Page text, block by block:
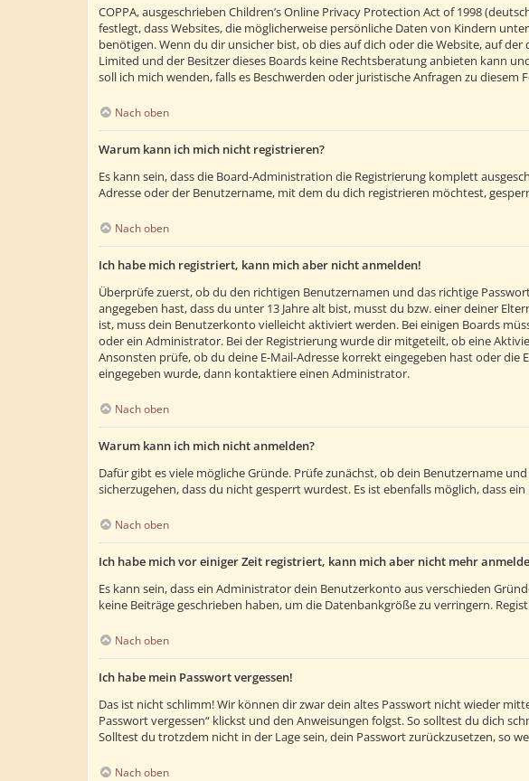
COPPA, ausgeschrieben Children’s Online Privacy Protection Act of 1998
festlegt, dass Websites, die möglicherweise persönliche Daten von Kindern
benötigen. Wenn du dir unsicher bist, ob dies auf dich oder die Website, auf
Limited und der Besitzer dieses Boards keine Rechtsberatung anbieten kann
soll ich mich wenden, falls es Beschwerden oder juristische Anfragen zu diesem
Nach oben
Warum kann ich mich nicht registrieren?
Es kann sein, dass die Board-Administration die Registrierung komplett
Adresse oder der Benutzername, mit dem du dich registrieren möchtest,
Nach oben
Ich habe mich registriert, kann mich aber nicht anmelden!
Überprüfe zuerst, ob du den richtigen Benutzernamen und das richtige
angegeben hast, dass du unter 13 Jahre alt bist, musst du bzw. einer deiner
ist, muss dein Benutzerkonto vielleicht aktiviert werden. Bei einigen Boards
oder ein Administrator. Bei der Registrierung wurde dir mitgeteilt, ob eine
Ansonsten prüfe, ob du deine E-Mail-Adresse korrekt eingegeben hast oder
eingegeben wurde, dann kontaktiere einen Administrator.
Nach oben
Warum kann ich mich nicht anmelden?
Dafür gibt es viele mögliche Gründe. Prüfe zunächst, ob dein Benutzername
sicherzugehen, dass du nicht gesperrt wurdest. Es ist ebenfalls möglich, dass
Nach oben
Ich habe mich vor einiger Zeit registriert, kann mich aber nicht mehr
Es kann sein, dass ein Administrator dein Benutzerkonto aus verschieden
keine Beiträge geschrieben haben, um die Datenbankgröße zu verringern.
Nach oben
Ich habe mein Passwort vergessen!
Das ist nicht schlimm! Wir können dir zwar dein altes Passwort nicht wieder
Passwort vergessen“ klickst und den Anweisungen folgst. So solltest du dich
Solltest du trotzdem nicht in der Lage sein, dein Passwort zurückzusetzen, so
Nach oben